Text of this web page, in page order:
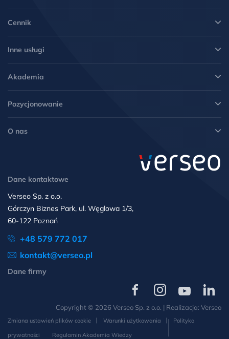
Cennik
Inne usługi
Akademia
Pozycjonowanie
O nas
Verseo
Facebooku
Verseo
na
Instagramie
na
YouTube
Verseo
na
LinkedIn
Dane kontaktowe
Verseo Sp. z o.o.
Górczyn Biznes Park, ul. Węglowa 1/3,
60-122 Poznań
+48 579 772 017
kontakt@verseo.pl
Dane firmy
Copyright © 2026 Verseo Sp. z o.o. | Realizacja: Verseo
Zmiana ustawień plików cookie Warunki użytkowania
Polityka
prywatności
Regulamin Akademia Wiedzy